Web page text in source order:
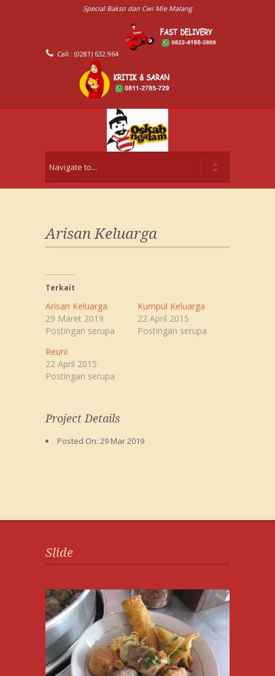
Special Bakso dan Cwi Mie Malang
Call : (0281) 632.964
Arisan Keluarga
Terkait
Arisan Keluarga
29 Maret 2019
Postingan serupa
Kumpul Keluarga
22 April 2015
Postingan serupa
Reuni
22 April 2015
Postingan serupa
Project Details
Posted On: 29 Mar 2019
Slide